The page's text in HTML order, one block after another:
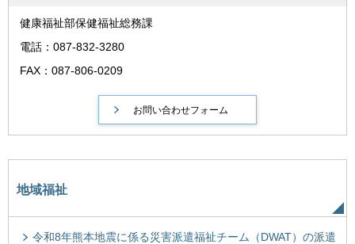
健康福祉部保健福祉総務課
電話：087-832-3280
FAX：087-806-0209
地域福祉
令和8年熊本地震に係る災害派遣福祉チーム（DWAT）の派遣